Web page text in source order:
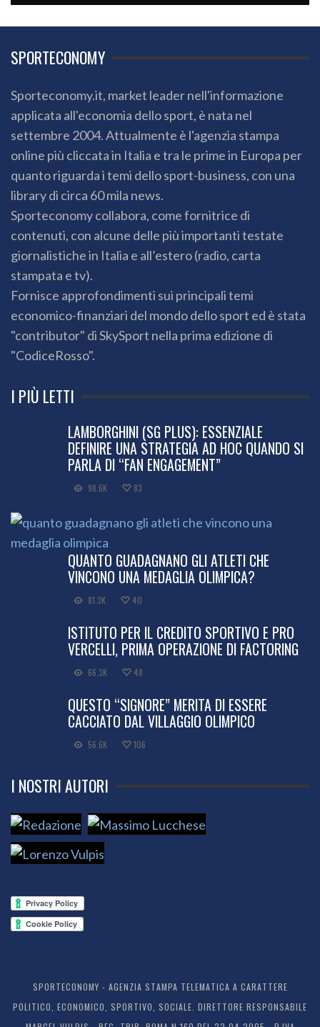
SPORTECONOMY
Sporteconomy.it, market leader nell'informazione
applicata all'economia dello sport, è nata nel
settembre 2004. Attualmente è l'agenzia stampa
online più cliccata in Italia e tra le prime in Europa per
quanto riguarda i temi dello sport-business, con una
library di circa 60 mila news.
Sporteconomy collabora, come fornitrice di
contenuti, con alcune delle più importanti testate
giornalistiche in Italia e all’estero (radio, carta
stampata e tv).
Fornisce approfondimenti sui principali temi
economico-finanziari del mondo dello sport ed è stata
"contributor" di SkySport nella prima edizione di
"CodiceRosso".
I PIÙ LETTI
LAMBORGHINI (SG PLUS): ESSENZIALE
DEFINIRE UNA STRATEGIA AD HOC QUANDO SI
PARLA DI “FAN ENGAGEMENT”
98.6K 83
QUANTO GUADAGNANO GLI ATLETI CHE
VINCONO UNA MEDAGLIA OLIMPICA?
81.3K 40
ISTITUTO PER IL CREDITO SPORTIVO E PRO
VERCELLI, PRIMA OPERAZIONE DI FACTORING
66.3K 48
QUESTO “SIGNORE” MERITA DI ESSERE
CACCIATO DAL VILLAGGIO OLIMPICO
56.6K 106
I NOSTRI AUTORI
SPORTECONOMY - AGENZIA STAMPA TELEMATICA A CARATTERE
POLITICO, ECONOMICO, SPORTIVO, SOCIALE. DIRETTORE RESPONSABILE